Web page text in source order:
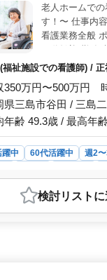
老人ホームで
す！〜 仕事内
看護業務全般
て頂ける方の
福祉施設での看護師) /
350万円〜500万円
県三島市谷田 / 三島
年齢 49.3歳 / 最高年
中 60代活躍中 週2
すめポイント
すさ＞ 週休2日制で
備という点も、通勤
検討リスト